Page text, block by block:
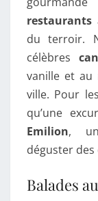
restaurants
du terroir.
célèbres
vanille et
ville. Pour
qu’une
Emilion, un
déguster des
Balades